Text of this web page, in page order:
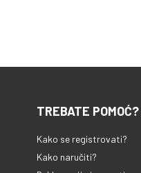
TREBATE POMOĆ?
Kako se registrovati?
Kako naručiti?